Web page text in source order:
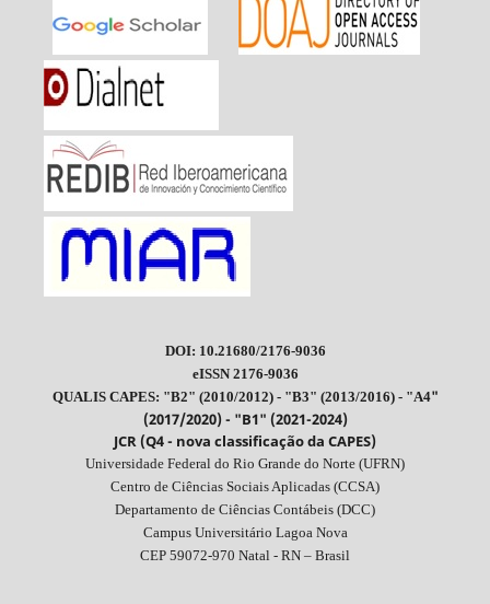
DOI: 10.21680/2176-9036
eISSN 2176-9036
QUALIS CAPES: "B2" (2010/2012) - "B3" (2013/2016) - "A4"
(2017/2020) - "B1" (2021-2024)
JCR (Q4 - nova classificação da CAPES)
Universidade Federal do Rio Grande do Norte (UFRN)
Centro de Ciências Sociais Aplicadas (CCSA)
Departamento de Ciências Contábeis (DCC)
Campus Universitário Lagoa Nova
CEP 59072-970 Natal - RN – Brasil